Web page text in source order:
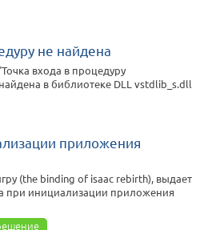
не найдена
входа в процедуру
в библиотеке DLL vstdlib_s.dll
приложения
(the binding of isaac rebirth), выдает
при инициализации приложения